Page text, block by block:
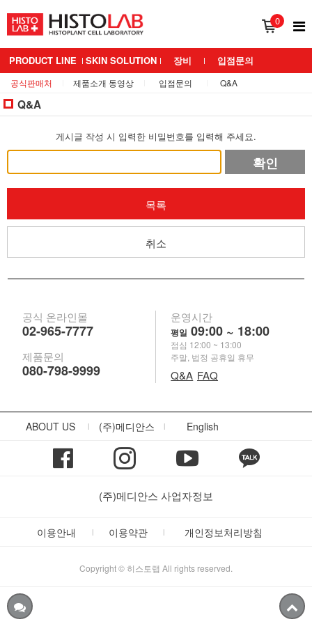
0
PRODUCT LINE SKIN SOLUTION 장비
입점문의
BRAND 소개
MEDIANS LAB
공식판매처 제품소개 동영상 입점문의 Q&A
Q&A
게시글 작성 시 입력한 비밀번호를 입력해 주세요.
확인
목록
취소
공식 온라인몰
02-965-7777
제품문의
080-798-9999
운영시간
평일 09:00 ~ 18:00
점심 12:00 ~ 13:00
주말, 법정 공휴일 휴무
Q&A FAQ
ABOUT US | (주)메디안스 | English
(주)메디안스 사업자정보
이용안내 | 이용약관 | 개인정보처리방침
Copyright © 히스토랩 All rights reserved.